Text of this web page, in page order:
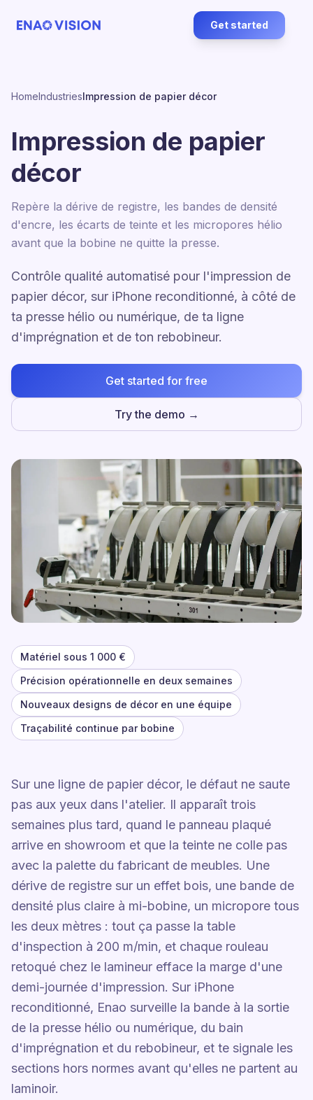
Get started
HomeIndustriesImpression de papier décor
Impression de papier
décor
Repère la dérive de registre, les bandes de densité
d'encre, les écarts de teinte et les micropores hélio
avant que la bobine ne quitte la presse.
Contrôle qualité automatisé pour l'impression de
papier décor, sur iPhone reconditionné, à côté de
ta presse hélio ou numérique, de ta ligne
d'imprégnation et de ton rebobineur.
Get started for free
Try the demo →
Matériel sous 1 000 €
Précision opérationnelle en deux semaines
Nouveaux designs de décor en une équipe
Traçabilité continue par bobine
Sur une ligne de papier décor, le défaut ne saute
pas aux yeux dans l'atelier. Il apparaît trois
semaines plus tard, quand le panneau plaqué
arrive en showroom et que la teinte ne colle pas
avec la palette du fabricant de meubles. Une
dérive de registre sur un effet bois, une bande de
densité plus claire à mi-bobine, un micropore tous
les deux mètres : tout ça passe la table
d'inspection à 200 m/min, et chaque rouleau
retoqué chez le lamineur efface la marge d'une
demi-journée d'impression. Sur iPhone
reconditionné, Enao surveille la bande à la sortie
de la presse hélio ou numérique, du bain
d'imprégnation et du rebobineur, et te signale les
sections hors normes avant qu'elles ne partent au
laminoir.